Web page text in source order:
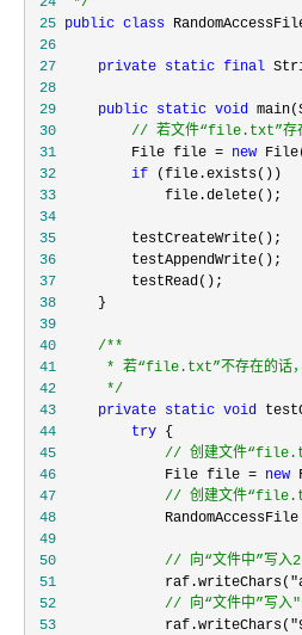
25 public class
26
27
private static final
28
29
public static void
30
// 若文件“file.txt”存在
31
         File file =
new
32
if
33
34
35
36
37
38
39
40
/**
41
42
*/
43
private static void
44
try
45
// 创建文件
46
             File file =
new
47
// 创建文件
48
RandomAccessFile
49
50
// 向“文件中”写入
51
52
// 向“文件中”写入
53